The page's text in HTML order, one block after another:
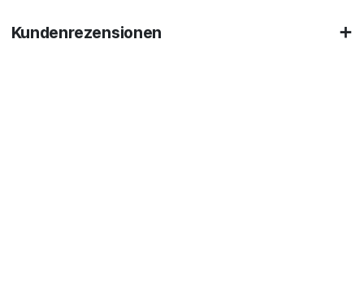
Kundenrezensionen